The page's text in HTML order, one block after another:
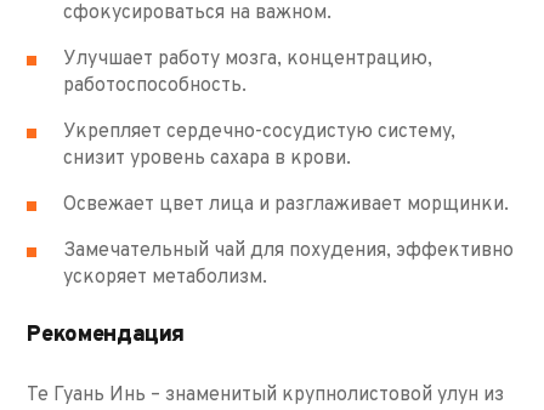
сфокусироваться на важном.
Улучшает работу мозга, концентрацию,
работоспособность.
Укрепляет сердечно-сосудистую систему,
снизит уровень сахара в крови.
Освежает цвет лица и разглаживает морщинки.
Замечательный чай для похудения, эффективно
ускоряет метаболизм.
Рекомендация
Те Гуань Инь – знаменитый крупнолистовой улун из